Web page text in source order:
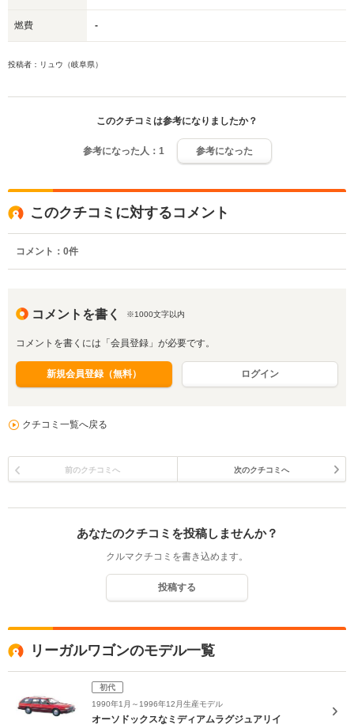
燃費 -
投稿者：リュウ（岐阜県）
このクチコミは参考になりましたか？
参考になった人： 1 参考になった
このクチコミに対するコメント
コメント： 0件
コメントを書く ※1000文字以内
コメントを書くには「会員登録」が必要です。
新規会員登録（無料） ログイン
クチコミ一覧へ戻る
前のクチコミへ 次のクチコミへ
あなたのクチコミを投稿しませんか？
クルマクチコミを書き込めます。
投稿する
リーガルワゴンのモデル一覧
初代
1990年1月～1996年12月生産モデル
オーソドックスなミディアムラグジュアリイ